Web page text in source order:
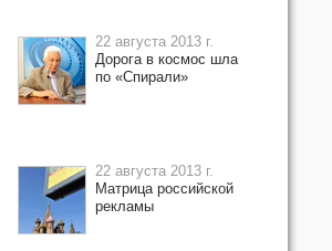
22 августа 2013 г.
Дорога в космос шла
по «Спирали»
22 августа 2013 г.
Матрица российской
рекламы